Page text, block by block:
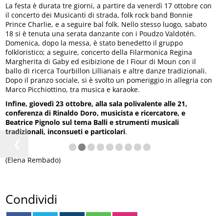
La festa è durata tre giorni, a partire da venerdì 17 ottobre con
il concerto dei Musicanti di strada, folk rock band Bonnie
Prince Charlie, e a seguire bal folk. Nello stesso luogo, sabato
18 si è tenuta una serata danzante con i Poudzo Valdotén.
Domenica, dopo la messa, è stato benedetto il gruppo
folkloristico; a seguire, concerto della Filarmonica Regina
Margherita di Gaby ed esibizione de I Fiour di Moun con il
ballo di ricerca Tourbillon Lillianais e altre danze tradizionali.
Dopo il pranzo sociale, si è svolto un pomeriggio in allegria con
Marco Picchiottino, tra musica e karaoke.
Infine, giovedì 23 ottobre, alla sala polivalente alle 21,
conferenza di Rinaldo Doro, musicista e ricercatore, e
Beatrice Pignolo sul tema Balli e strumenti musicali
tradizionali, inconsueti e particolari.
(Elena Rembado)
Condividi